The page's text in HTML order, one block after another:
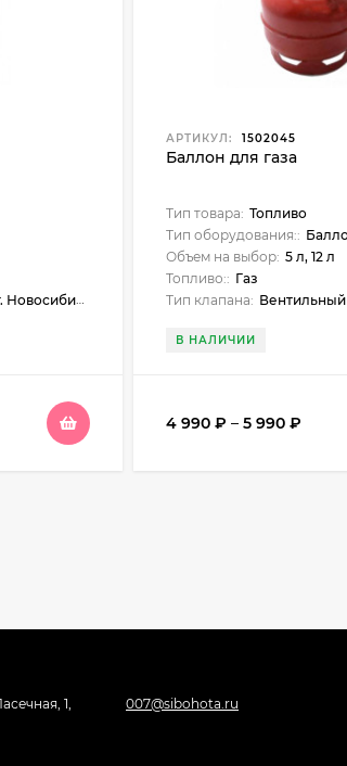
61, Бийск, ул. Больничный взвоз, 8, Майма, ул. Подгорная, 37, Бердск, ул. Ленина, 89
АРТИКУЛ: 1502045
Баллон для газа
Тип товара: Топливо
Тип оборудования::
Объем на выбор: 5 л, 12 л
Топливо:: Газ
Тип клапана: Вентильный
В НАЛИЧИИ
4 990 ₽ – 5 990 ₽
1,
007@sibohota.ru